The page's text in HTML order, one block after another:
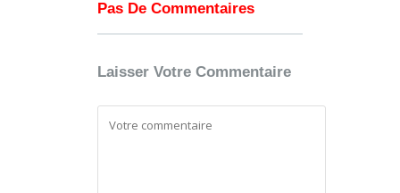
Pas De Commentaires
Laisser Votre Commentaire